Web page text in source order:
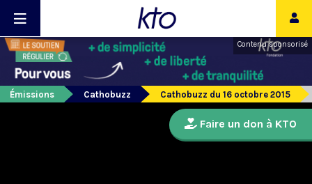
Contenu sponsorisé
Émissions Cathobuzz Cathobuzz du 16 octobre 2015
Faire un don à KTO